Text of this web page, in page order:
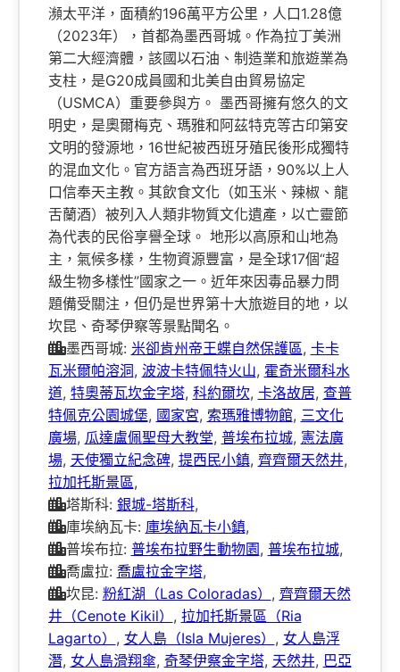
瀕太平洋，面積約196萬平方公里，人口1.28億
（2023年），首都為墨西哥城。作為拉丁美洲
第二大經濟體，該國以石油、制造業和旅遊業為
支柱，是G20成員國和北美自由貿易協定
（USMCA）重要參與方。 墨西哥擁有悠久的文
明史，是奧爾梅克、瑪雅和阿茲特克等古印第安
文明的發源地，16世紀被西班牙殖民後形成獨特
的混血文化。官方語言為西班牙語，90%以上人
口信奉天主教。其飲食文化（如玉米、辣椒、龍
舌蘭酒）被列入人類非物質文化遺產，以亡靈節
為代表的民俗享譽全球。 地形以高原和山地為
主，氣候多樣，生物資源豐富，是全球17個“超
級生物多樣性”國家之一。近年來因毒品暴力問
題備受關注，但仍是世界第十大旅遊目的地，以
坎昆、奇琴伊察等景點聞名。
墨西哥城: 米卻肯州帝王蝶自然保護區, 卡卡
瓦米爾帕溶洞, 波波卡特佩特火山, 霍奇米爾科水
道, 特奧蒂瓦坎金字塔, 科約爾坎, 卡洛故居, 查普
特佩克公園城堡, 國家宮, 索瑪雅博物館, 三文化
廣場, 瓜達盧佩聖母大教堂, 普埃布拉城, 憲法廣
場, 天使獨立紀念碑, 提西民小鎮, 齊齊爾天然井,
拉加托斯景區,
塔斯科: 銀城-塔斯科,
庫埃納瓦卡: 庫埃納瓦卡小鎮,
普埃布拉: 普埃布拉野生動物園, 普埃布拉城,
喬盧拉: 喬盧拉金字塔,
坎昆: 粉紅湖（Las Coloradas） , 齊齊爾天然
井（Cenote Kikil） , 拉加托斯景區（Ria
Lagarto） , 女人島（Isla Mujeres） , 女人島浮
潛, 女人島滑翔傘, 奇琴伊察金字塔, 天然井, 巴亞